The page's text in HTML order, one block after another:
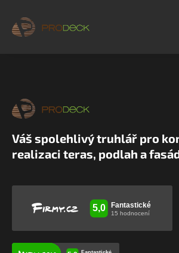
Váš spolehlivý truhlář pro
realizaci teras, podlah a